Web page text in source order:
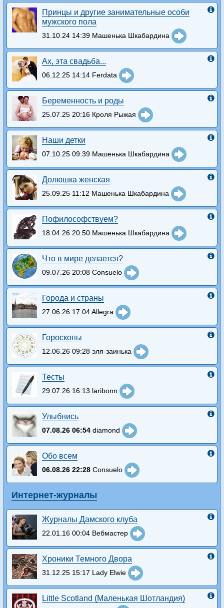
Принцы и другие занимательные особи
мужского пола
31.10.24 14:39 Машенька Шкабардина
Ах, эта свадьба...
06.12.25 14:14 Ferdata
Беременность и роды
25.07.25 20:16 Кроля Рыжая
Наши детки
07.10.25 09:39 Машенька Шкабардина
Долюшка женская
25.09.25 11:12 Машенька Шкабардина
Пофилософствуем?
18.04.26 20:50 Машенька Шкабардина
Что в мире делается?
09.07.26 20:08 Consuelo
Города и страны
27.06.26 17:04 Allegra
Гороскопы
12.06.26 09:28 эля-заинька
Тесты
29.07.26 16:13 laribonn
Улыбнись
07.08.26 06:54 diamond
Обо всем
06.08.26 22:28 Consuelo
Интернет-журналы
Журналы Дамского клуба
22.01.16 00:04 Вебмастер
Хроники Темного Двора
31.12.25 15:17 Lady Elwie
Little Scotland (Маленькая Шотландия)